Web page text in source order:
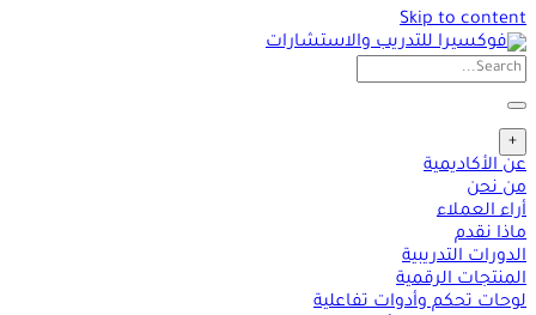
Skip to content
+
عن الأكاديمية
من نحن
أراء العملاء
ماذا نقدم
الدورات التدريبية
المنتجات الرقمية
لوحات تحكم وأدوات تفاعلية